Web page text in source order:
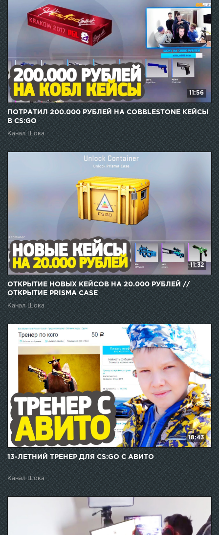
11:56
ПОТРАТИЛ 200.000 РУБЛЕЙ НА COBBLESTONE КЕЙСЫ
В CS:GO
Канал Шока
11:32
ОТКРЫТИЕ НОВЫХ КЕЙСОВ НА 20.000 РУБЛЕЙ //
ОТКРЫТИЕ PRISMA CASE
Канал Шока
18:43
13-ЛЕТНИЙ ТРЕНЕР ДЛЯ CS:GO С АВИТО
Канал Шока